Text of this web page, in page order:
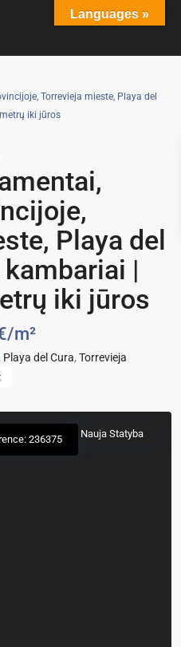
Torrevieja mieste, Playa del
iki jūros
Playa del
|
iki jūros
m²
Playa del Cura, Torrevieja
Nauja Statyba
236375
Languages »